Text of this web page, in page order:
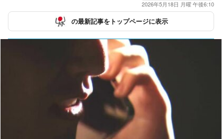
2026年5月18日 月曜 午後6:10
の最新記事をトップページに表示